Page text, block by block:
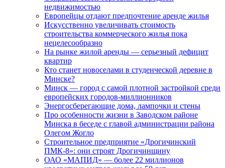
недвижимостью
Европейцы отдают предпочтение аренде жилья
Искусственно увеличивать стоимость
строительства коммерческого жилья пока
нецелесообразно
На рынке жилой аренды — серьезный дефицит
квартир
Кто станет новоселами в студенческой деревне в
Минске?
Минск — город с самой плотной застройкой среди
европейских городов-миллионников
Энергосберегающие дома, лампочки и стены
Про особенности жизни в Заводском районе
Минска в беседе с главой администрации района
Олегом Жогло
Строительное предприятие «Дрогичинский
ПМК-8»: они строят Дрогичинщину
ОАО «МАПИД» — более 22 миллионов